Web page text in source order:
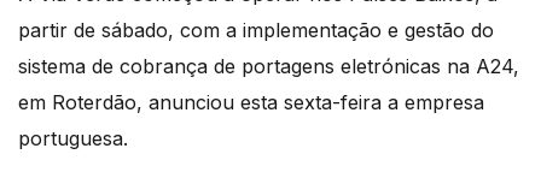
partir de sábado, com a implementação e gestão do
sistema de cobrança de portagens eletrónicas na A24,
em Roterdão, anunciou esta sexta-feira a empresa
portuguesa.